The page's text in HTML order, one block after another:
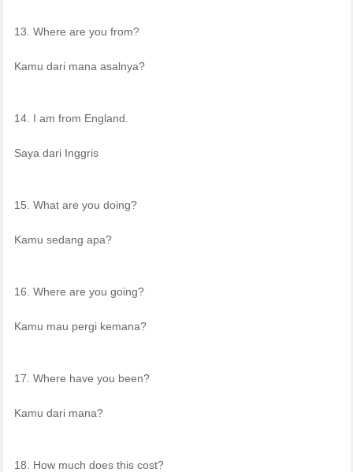
13. Where are you from?
Kamu dari mana asalnya?
14. I am from England.
Saya dari Inggris
15. What are you doing?
Kamu sedang apa?
16. Where are you going?
Kamu mau pergi kemana?
17. Where have you been?
Kamu dari mana?
18. How much does this cost?